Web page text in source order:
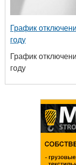
График
году
График
году